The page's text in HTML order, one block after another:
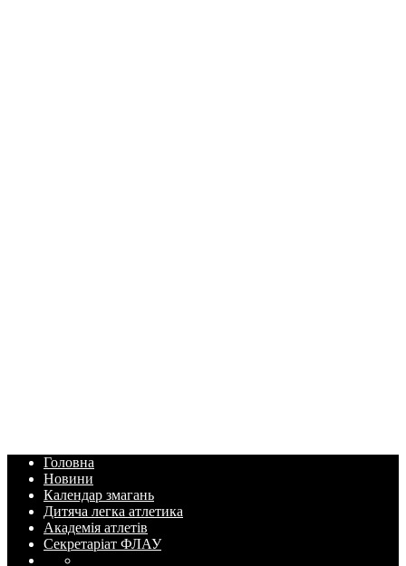
Головна
Новини
Календар змагань
Дитяча легка атлетика
Академія атлетів
Секретаріат ФЛАУ